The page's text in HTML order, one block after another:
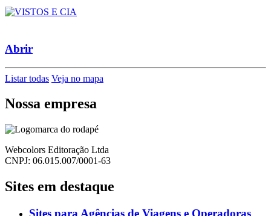
Abrir
Listar todas Veja no mapa
Nossa empresa
Webcolors Editoração Ltda
CNPJ: 06.015.007/0001-63
Sites em destaque
Sites para Agências de Viagens e Operadoras